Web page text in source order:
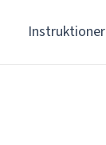
Instruktioner